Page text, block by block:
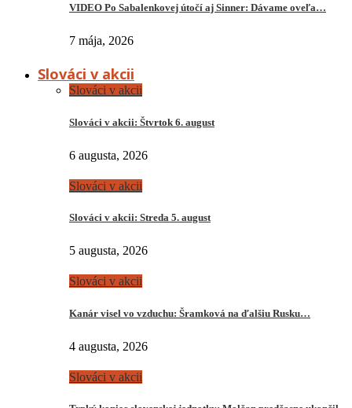
VIDEO Po Sabalenkovej útočí aj Sinner: Dávame oveľa…
7 mája, 2026
Slováci v akcii
Slováci v akcii
Slováci v akcii: Štvrtok 6. august
6 augusta, 2026
Slováci v akcii
Slováci v akcii: Streda 5. august
5 augusta, 2026
Slováci v akcii
Kanár visel vo vzduchu: Šramková na ďalšiu Rusku…
4 augusta, 2026
Slováci v akcii